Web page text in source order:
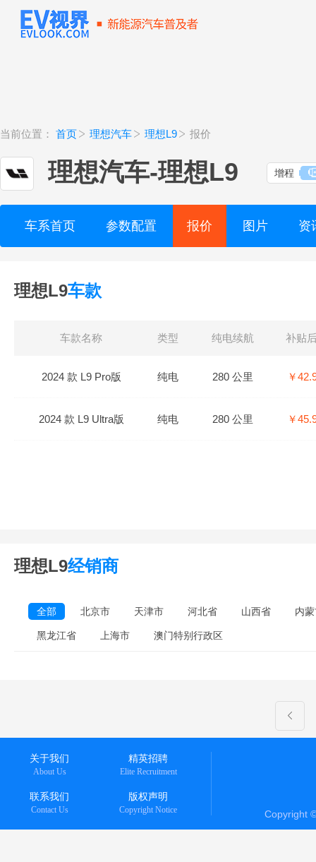
当前位置： 首页 理想汽车 理想L9 报价
理想汽车-理想L9 增程
车系首页 参数配置 报价 图片 资
理想L9车款
车款名称 类型 纯电续航 补贴
2024 款 L9 Pro版 纯电 280 公里 ￥
2024 款 L9 Ultra版 纯电 280 公里 ￥
理想L9经销商
全部 北京市 天津市 河北省 山西省 内
黑龙江省 上海市 澳门特别行政区
关于我们
About Us
精英招聘
Elite Recruitment
联系我们
Contact Us
版权声明
Copyright Notice Copyright